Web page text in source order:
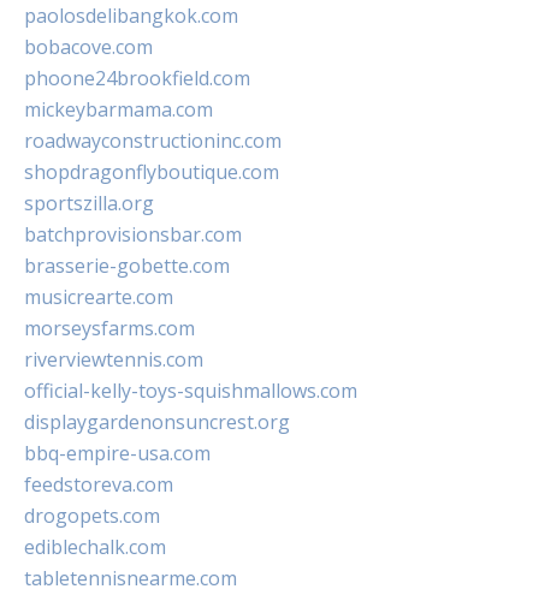
paolosdelibangkok.com
bobacove.com
phoone24brookfield.com
mickeybarmama.com
roadwayconstructioninc.com
shopdragonflyboutique.com
sportszilla.org
batchprovisionsbar.com
brasserie-gobette.com
musicrearte.com
morseysfarms.com
riverviewtennis.com
official-kelly-toys-squishmallows.com
displaygardenonsuncrest.org
bbq-empire-usa.com
feedstoreva.com
drogopets.com
ediblechalk.com
tabletennisnearme.com